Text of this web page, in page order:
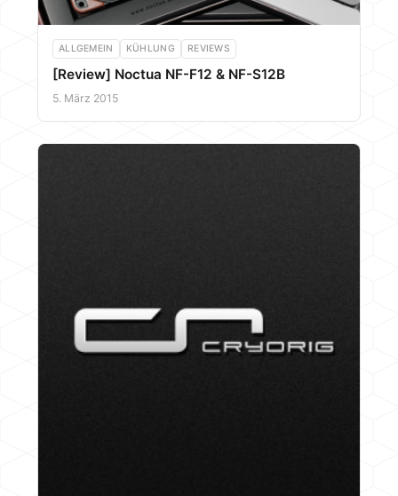
ALLGEMEIN KÜHLUNG REVIEWS
[Review] Noctua NF-F12 & NF-S12B
5. März 2015